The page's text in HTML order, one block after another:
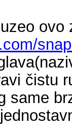
ovo
čistu
same